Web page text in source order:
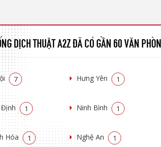
DỊCH THUẬT A2Z ĐÃ CÓ GẦN 60 VĂN
7 Hưng Yên 1
1 Ninh Bình 1
Hóa 1 Nghệ An 1